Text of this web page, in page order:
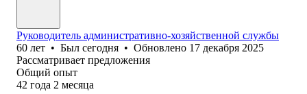
Руководитель административно-хозяйственной службы
60 лет • Был сегодня • Обновлено 17 декабря 2025
Рассматривает предложения
Общий опыт
42 года 2 месяца